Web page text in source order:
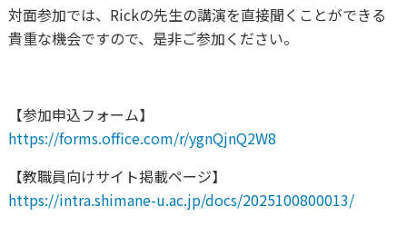
対面参加では、Rickの先生の講演を直接聞くことができる
貴重な機会ですので、是非ご参加ください。
【参加申込フォーム】
https://forms.office.com/r/ygnQjnQ2W8
【教職員向けサイト掲載ページ】
https://intra.shimane-u.ac.jp/docs/2025100800013/